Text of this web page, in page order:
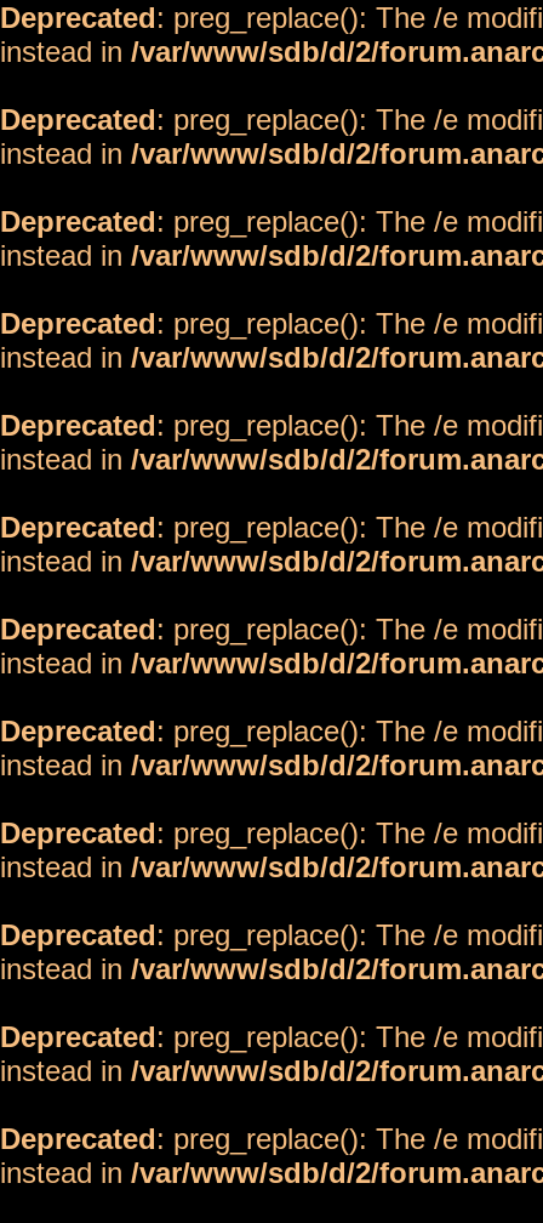
Deprecated: preg_replace(): The /e
instead in /var/www/sdb/d/2/
Deprecated: preg_replace(): The /e
instead in /var/www/sdb/d/2/
Deprecated: preg_replace(): The /e
instead in /var/www/sdb/d/2/
Deprecated: preg_replace(): The /e
instead in /var/www/sdb/d/2/
Deprecated: preg_replace(): The /e
instead in /var/www/sdb/d/2/
Deprecated: preg_replace(): The /e
instead in /var/www/sdb/d/2/
Deprecated: preg_replace(): The /e
instead in /var/www/sdb/d/2/
Deprecated: preg_replace(): The /e
instead in /var/www/sdb/d/2/
Deprecated: preg_replace(): The /e
instead in /var/www/sdb/d/2/
Deprecated: preg_replace(): The /e
instead in /var/www/sdb/d/2/
Deprecated: preg_replace(): The /e
instead in /var/www/sdb/d/2/
Deprecated: preg_replace(): The /e
instead in /var/www/sdb/d/2/